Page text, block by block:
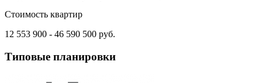
Стоимость квартир
12 553 900 - 46 590 500 руб.
Типовые планировки